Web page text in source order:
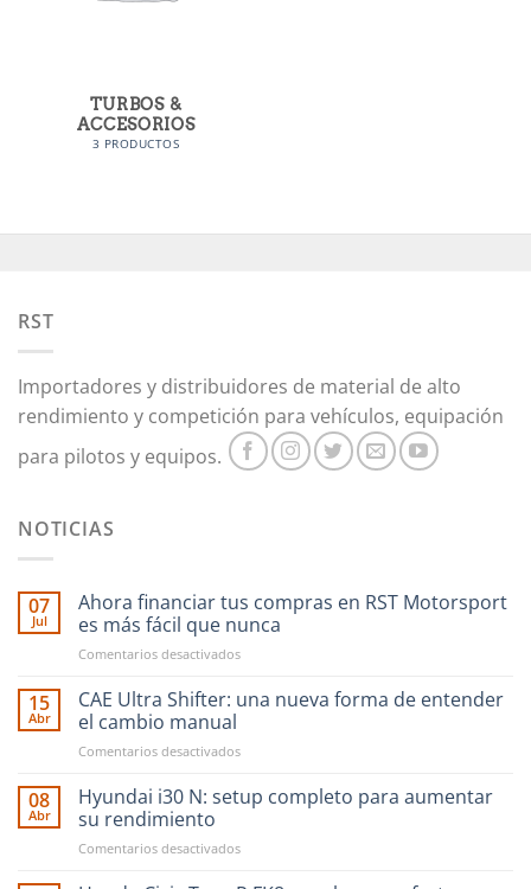
TURBOS &
ACCESORIOS
3 PRODUCTOS
RST
Importadores y distribuidores de material de alto
rendimiento y competición para vehículos, equipación
para pilotos y equipos.
NOTICIAS
07
Jul
Ahora financiar tus compras en RST Motorsport
es más fácil que nunca
Comentarios desactivadosen
financiar
tus
en
Motorsport
fácil
15
Abr
CAE Ultra Shifter: una nueva forma de entender
el cambio manual
Comentarios desactivadosen
Ultra
Shifter:
nueva
08
Abr
Hyundai i30 N: setup completo para aumentar
su rendimiento
Comentarios desactivadosen